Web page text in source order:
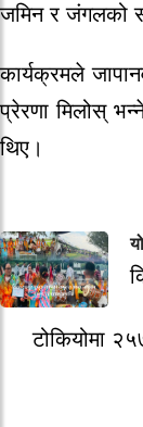
जमिन र जंगलको
कार्यक्रमले
प्रेरणा मिलोस्
थिए।
टोकियोमा